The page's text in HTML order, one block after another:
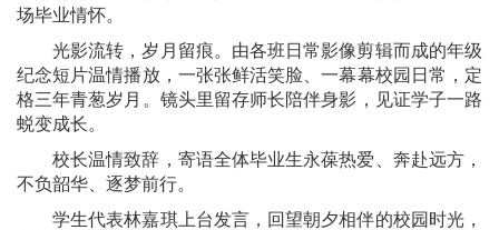
场毕业情怀。
光影流转，岁月留痕。由各班日常影像剪辑而成的年级
纪念短片温情播放，一张张鲜活笑脸、一幕幕校园日常，定
格三年青葱岁月。镜头里留存师长陪伴身影，见证学子一路
蜕变成长。
校长温情致辞，寄语全体毕业生永葆热爱、奔赴远方，
不负韶华、逐梦前行。
学生代表林嘉琪上台发言，回望朝夕相伴的校园时光，